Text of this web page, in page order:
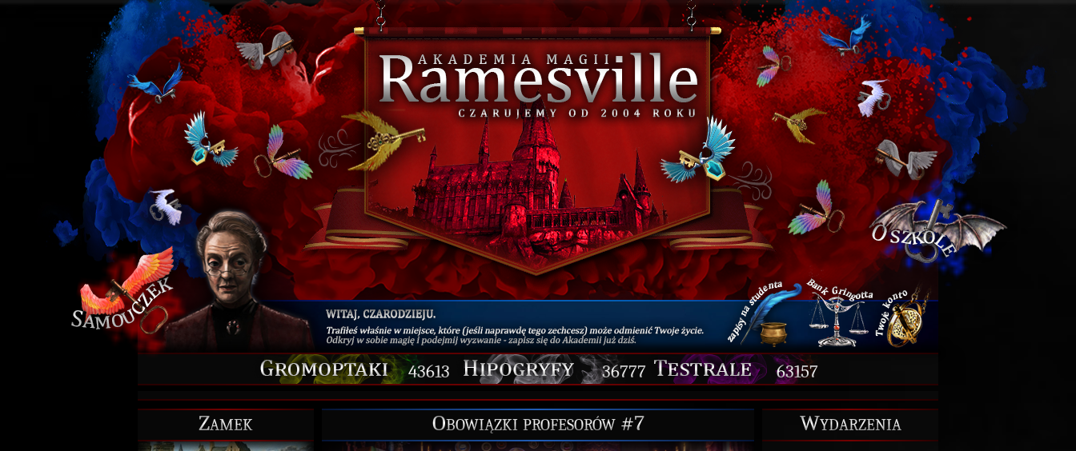
43613 36777 63157
Zamek Obowiązki profesorów #7 Wydarzenia